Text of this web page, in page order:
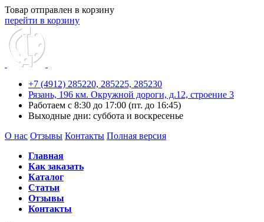
Товар отправлен в корзину
перейти в корзину
+7 (4912) 285220, 285225, 285230
Рязань, 196 км. Окружной дороги, д.12, строение 3
Работаем с 8:30 до 17:00 (пт. до 16:45)
Выходные дни: суббота и воскресенье
О нас Отзывы Контакты Полная версия
Главная
Как заказать
Каталог
Статьи
Отзывы
Контакты